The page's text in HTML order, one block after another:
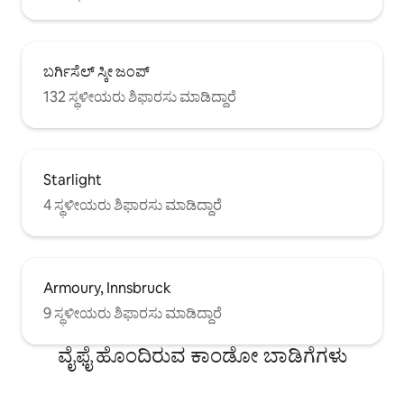
ಬರ್ಗಿಸೆಲ್ ಸ್ಕೀ ಜಂಪ್
132 ಸ್ಥಳೀಯರು ಶಿಫಾರಸು ಮಾಡಿದ್ದಾರೆ
Starlight
4 ಸ್ಥಳೀಯರು ಶಿಫಾರಸು ಮಾಡಿದ್ದಾರೆ
Armoury, Innsbruck
9 ಸ್ಥಳೀಯರು ಶಿಫಾರಸು ಮಾಡಿದ್ದಾರೆ
ವೈಫೈ ಹೊಂದಿರುವ ಕಾಂಡೋ ಬಾಡಿಗೆಗಳು